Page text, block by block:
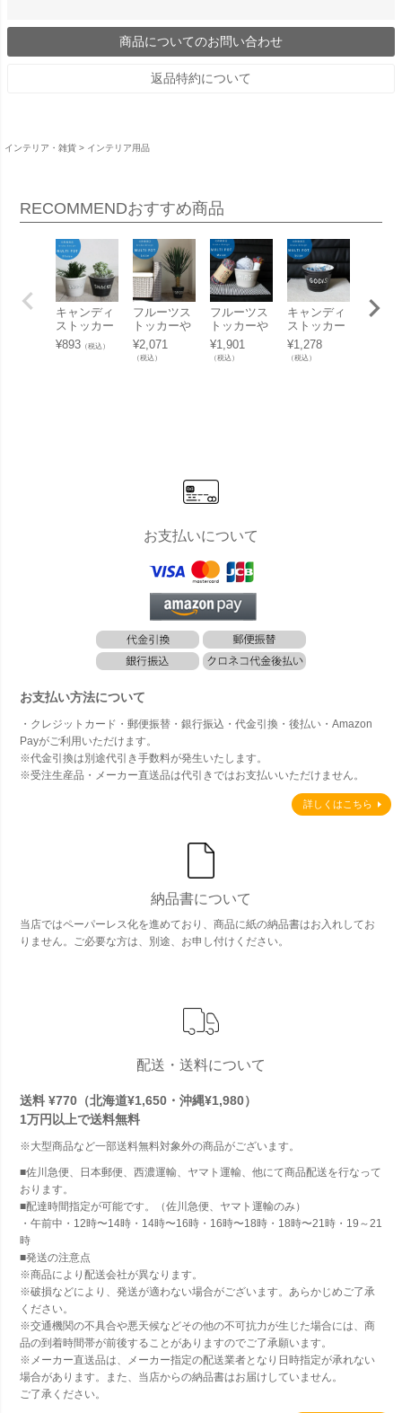
商品についてのお問い合わせ
返品特約について
インテリア・雑貨 インテリア用品
RECOMMENDおすすめ商品
キャンディ
ストッカー
や鉢カバー
としても使
¥893（税込）
フルーツス
トッカーや
鉢カバーと
しても使え
る「陶器の
¥2,071
（税込）
フルーツス
トッカーや
鉢カバーと
しても使え
る小物入れ
¥1,901
（税込）
キャンディ
ストッカー
や鉢カバー
としても使
える小物入
¥1,278
（税込）
「ブ
お支払いについて
お支払い方法について
・クレジットカード・郵便振替・銀行振込・代金引換・後払い・Amazon
Payがご利用いただけます。
※代金引換は別途代引き手数料が発生いたします。
※受注生産品・メーカー直送品は代引きではお支払いいただけません。
詳しくはこちら
納品書について
当店ではペーパーレス化を進めており、商品に紙の納品書はお入れしてお
りません。ご必要な方は、別途、お申し付けください。
配送・送料について
送料 ¥770（北海道¥1,650・沖縄¥1,980）
1万円以上で送料無料
※大型商品など一部送料無料対象外の商品がございます。
■佐川急便、日本郵便、西濃運輸、ヤマト運輸、他にて商品配送を行なって
おります。
■配達時間指定が可能です。（佐川急便、ヤマト運輸のみ）
・午前中・12時〜14時・14時〜16時・16時〜18時・18時〜21時・19～21
時
■発送の注意点
※商品により配送会社が異なります。
※破損などにより、発送が適わない場合がございます。あらかじめご了承
ください。
※交通機関の不具合や悪天候などその他の不可抗力が生じた場合には、商
品の到着時間帯が前後することがありますのでご了承願います。
※メーカー直送品は、メーカー指定の配送業者となり日時指定が承れない
場合があります。また、当店からの納品書はお届けしていません。
ご了承ください。